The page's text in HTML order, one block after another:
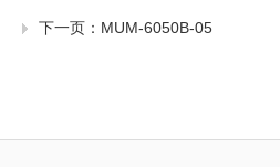
下一页： MUM-6050B-05